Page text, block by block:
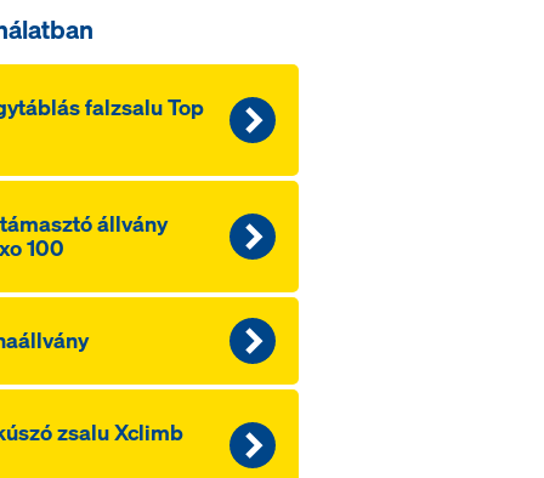
falzsalu Top
állvány
100
zsalu Xclimb